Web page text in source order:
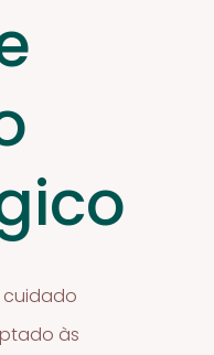
cuidado
às